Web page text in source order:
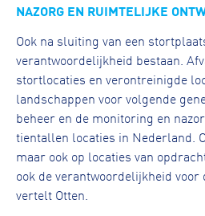
NAZORG EN RUIMTELIJKE
Ook na sluiting van een
verantwoordelijkheid bestaan.
stortlocaties en verontreinigde
landschappen voor volgende
beheer en de monitoring en
tientallen locaties in Nederland.
maar ook op locaties van
ook de verantwoordelijkheid voor
vertelt Otten.